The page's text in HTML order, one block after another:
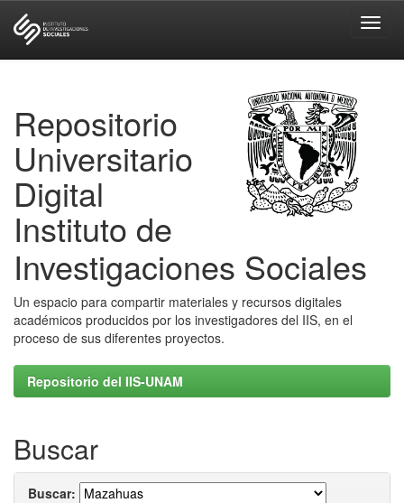
Repositorio
Universitario
Digital
Instituto de
Investigaciones Sociales
Un espacio para compartir materiales y recursos digitales
académicos producidos por los investigadores del IIS, en el
proceso de sus diferentes proyectos.
Repositorio del IIS-UNAM
Buscar
Buscar: